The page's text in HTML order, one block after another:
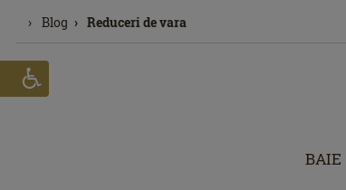
Blog Reduceri de vara
BAIE